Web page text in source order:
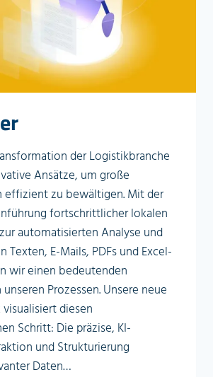
der Logistikbranche
Ansätze, um große
effizient zu bewältigen. Mit der
fortschrittlicher lokalen
automatisierten Analyse und
Texten, E-Mails, PDFs und Excel-
wir einen bedeutenden
Prozessen. Unsere neue
diesen
Schritt: Die präzise, KI-
und Strukturierung
Daten…